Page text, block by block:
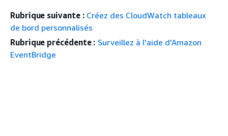
Rubrique suivante : Créez des CloudWatch tableaux
de bord personnalisés
Rubrique précédente : Surveillez à l'aide d'Amazon
EventBridge